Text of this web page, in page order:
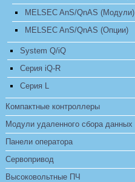
MELSEC AnS/QnAS (Модули)
MELSEC AnS/QnAS (Опции)
System Q/iQ
Серия iQ-R
Серия L
Компактные контроллеры
Модули удаленного сбора данных
Панели оператора
Сервопривод
Высоковольтные ПЧ